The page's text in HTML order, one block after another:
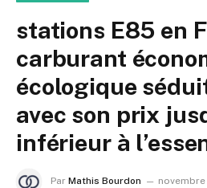
stations E85 en
carburant
écologique
avec son prix
inférieur à
Par Mathis Bourdon